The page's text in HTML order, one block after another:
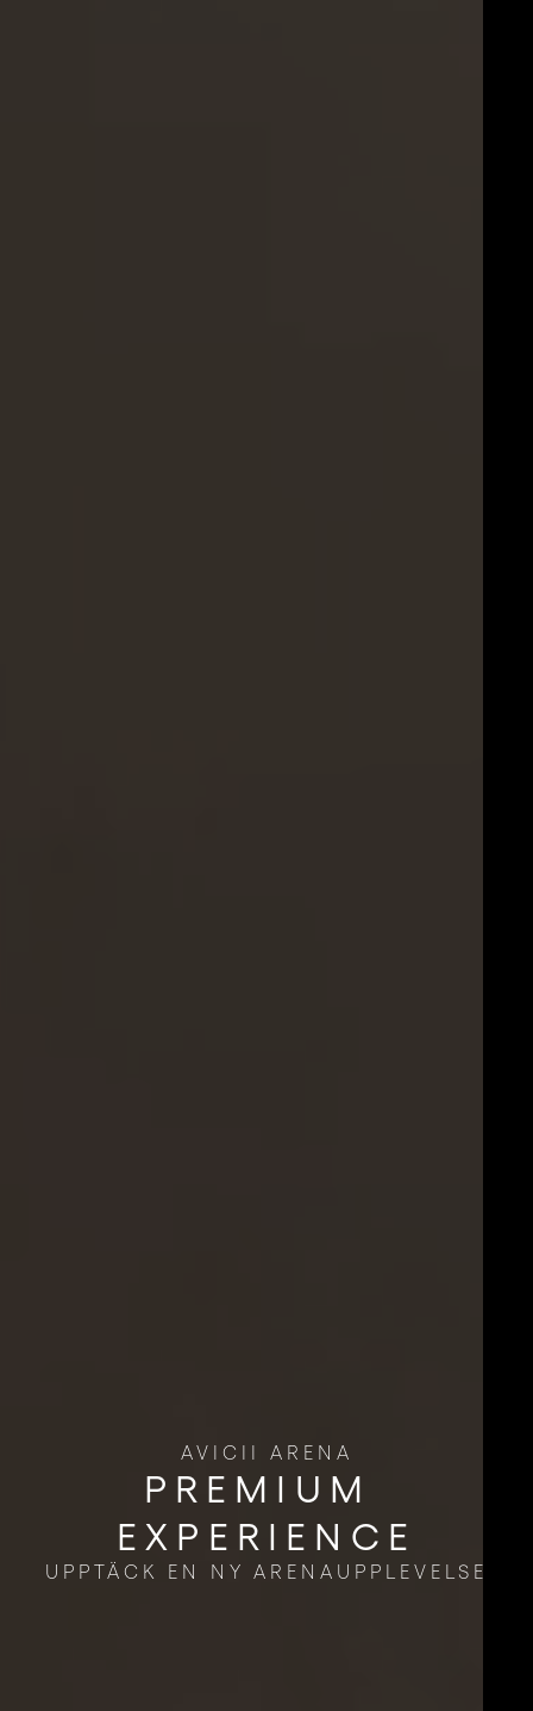
AVICII ARENA
PREMIUM ​
EXPERIENCE
UPPTÄCK EN NY ARENAUPPLEVELSE